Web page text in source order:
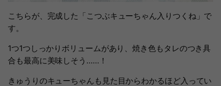
こちらが、完成した「こつぶキューちゃん入りつくね」で
す。
1つ1つしっかりボリュームがあり、焼き色もタレのつき具
合も最高に美味しそう……！
きゅうりのキューちゃんも見た目からわかるほど入ってい